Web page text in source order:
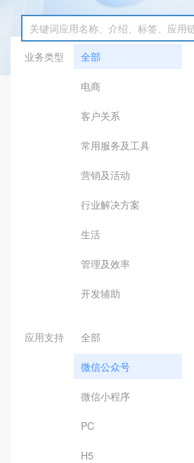
业务类型
全部
电商
客户关系
常用服务及工具
营销及活动
行业解决方案
生活
管理及效率
开发辅助
应用支持 全部
微信公众号
微信小程序
PC
H5